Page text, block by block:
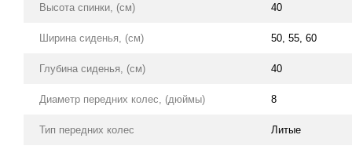
Высота спинки, (см) 40
Ширина сиденья, (см) 50, 55, 60
Глубина сиденья, (см) 40
Диаметр передних колес, (дюймы) 8
Тип передних колес Литые